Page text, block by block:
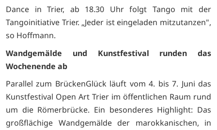
Dance in Trier, ab 18.30 Uhr folgt Tango mit der
Tangoinitiative Trier. „Jeder ist eingeladen mitzutanzen",
so Hoffmann.
Wandgemälde und Kunstfestival runden das
Wochenende ab
Parallel zum BrückenGlück läuft vom 4. bis 7. Juni das
Kunstfestival Open Art Trier im öffentlichen Raum rund
um die Römerbrücke. Ein besonderes Highlight: Das
großflächige Wandgemälde der marokkanischen, in